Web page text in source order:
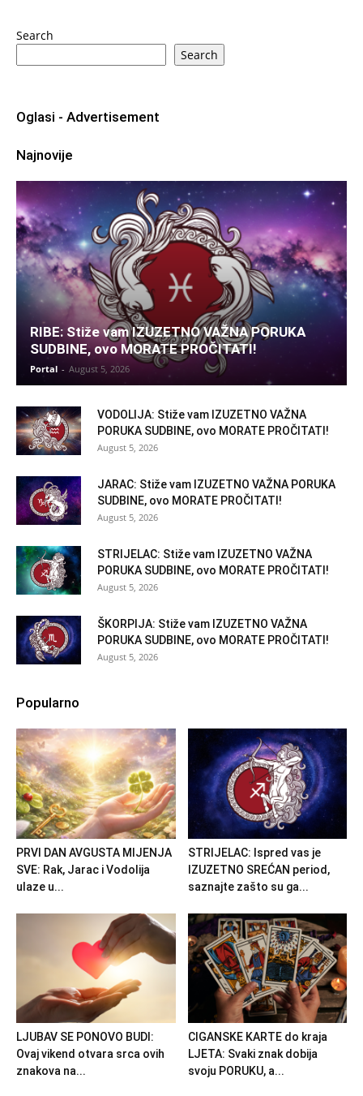
Search
Search
Oglasi - Advertisement
Najnovije
RIBE: Stiže vam IZUZETNO VAŽNA PORUKA
SUDBINE, ovo MORATE PROČITATI!
Portal - August 5, 2026
VODOLIJA: Stiže vam IZUZETNO VAŽNA
PORUKA SUDBINE, ovo MORATE PROČITATI!
August 5, 2026
JARAC: Stiže vam IZUZETNO VAŽNA PORUKA
SUDBINE, ovo MORATE PROČITATI!
August 5, 2026
STRIJELAC: Stiže vam IZUZETNO VAŽNA
PORUKA SUDBINE, ovo MORATE PROČITATI!
August 5, 2026
ŠKORPIJA: Stiže vam IZUZETNO VAŽNA
PORUKA SUDBINE, ovo MORATE PROČITATI!
August 5, 2026
Popularno
PRVI DAN AVGUSTA MIJENJA
SVE: Rak, Jarac i Vodolija
ulaze u...
STRIJELAC: Ispred vas je
IZUZETNO SREĆAN period,
saznajte zašto su ga...
LJUBAV SE PONOVO BUDI:
Ovaj vikend otvara srca ovih
znakova na...
CIGANSKE KARTE do kraja
LJETA: Svaki znak dobija
svoju PORUKU, a...